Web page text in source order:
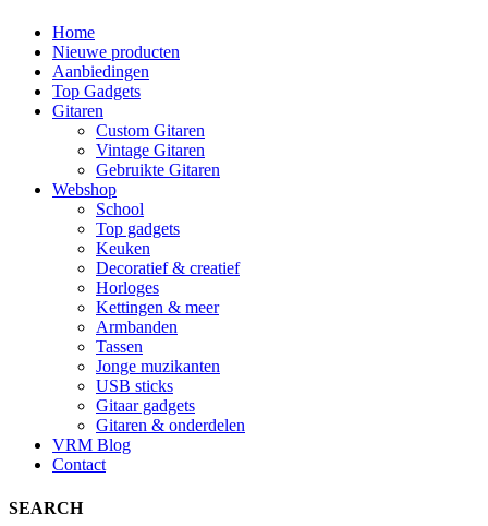
Home
Nieuwe producten
Aanbiedingen
Top Gadgets
Gitaren
Custom Gitaren
Vintage Gitaren
Gebruikte Gitaren
Webshop
School
Top gadgets
Keuken
Decoratief & creatief
Horloges
Kettingen & meer
Armbanden
Tassen
Jonge muzikanten
USB sticks
Gitaar gadgets
Gitaren & onderdelen
VRM Blog
Contact
SEARCH